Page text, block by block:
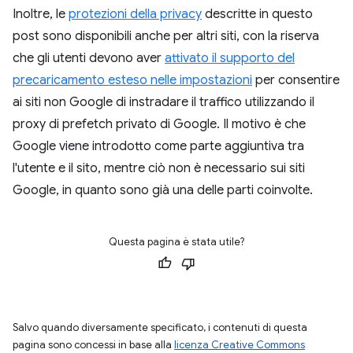
Inoltre, le protezioni della privacy descritte in questo
post sono disponibili anche per altri siti, con la riserva
che gli utenti devono aver attivato il supporto del
precaricamento esteso nelle impostazioni per consentire
ai siti non Google di instradare il traffico utilizzando il
proxy di prefetch privato di Google. Il motivo è che
Google viene introdotto come parte aggiuntiva tra
l'utente e il sito, mentre ciò non è necessario sui siti
Google, in quanto sono già una delle parti coinvolte.
Questa pagina è stata utile?
Salvo quando diversamente specificato, i contenuti di questa
pagina sono concessi in base alla licenza Creative Commons